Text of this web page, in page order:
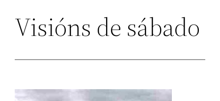
Visións de sábado